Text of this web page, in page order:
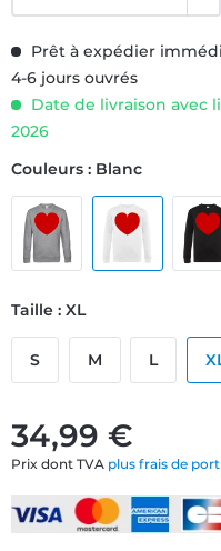
34,99 €
Prix dont TVA plus frais de port
Prêt à expédier
4-6 jours ouvrés
Date de livraison avec
2026
Couleurs : Blanc
Taille : XL
S M L